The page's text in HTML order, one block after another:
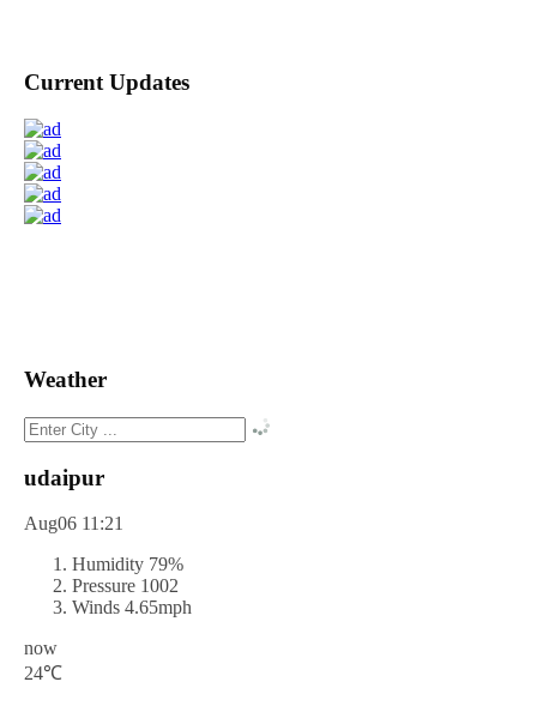
Current Updates
Weather
udaipur
Aug06 11:21
Humidity 79%
Pressure 1002
Winds 4.65mph
now
24℃